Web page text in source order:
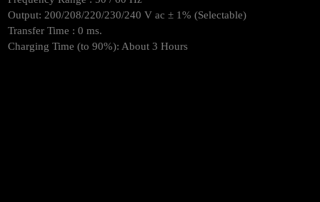
Output: 200/208/220/230/240 V ac ± 1% (Selectable)
Transfer Time : 0 ms.
Charging Time (to 90%): About 3 Hours